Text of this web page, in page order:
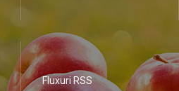
Fluxuri RSS